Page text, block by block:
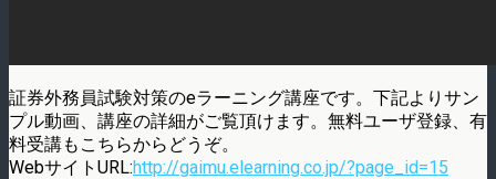
証券外務員試験対策のeラーニング講座です。下記よりサン
プル動画、講座の詳細がご覧頂けます。無料ユーザ登録、有
料受講もこちらからどうぞ。
WebサイトURL:http://gaimu.elearning.co.jp/?page_id=15